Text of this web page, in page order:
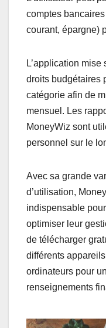
comptes
courant, épargne)
L’application
droits budgétaires
catégorie afin de
mensuel. Les
MoneyWiz sont
personnel sur le
Avec sa grande
d’utilisation,
indispensable
optimiser leur
de télécharger
différents
ordinateurs pour
renseignements